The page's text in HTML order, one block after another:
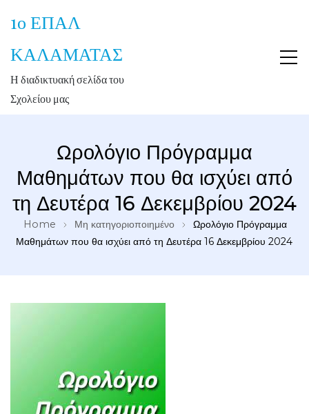
1ο ΕΠΑΛ
ΚΑΛΑΜΑΤΑΣ
Η διαδικτυακή σελίδα του
Σχολείου μας
Ωρολόγιο Πρόγραμμα
Μαθημάτων που θα ισχύει από
τη Δευτέρα 16 Δεκεμβρίου 2024
Home Μη κατηγοριοποιημένο
Ωρολόγιο Πρόγραμμα
Μαθημάτων που θα ισχύει από τη Δευτέρα 16 Δεκεμβρίου 2024